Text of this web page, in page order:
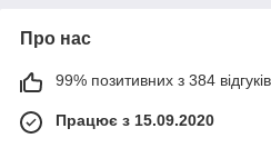
Про нас
99% позитивних з 384
Працює з 15.09.2020